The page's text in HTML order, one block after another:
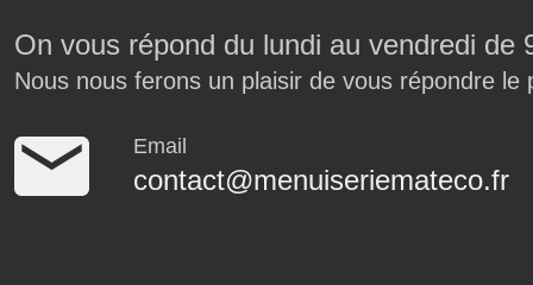
On vous répond du lundi au vendredi
Nous nous ferons un plaisir de vous répondre le
Email
contact@menuiseriemateco.fr